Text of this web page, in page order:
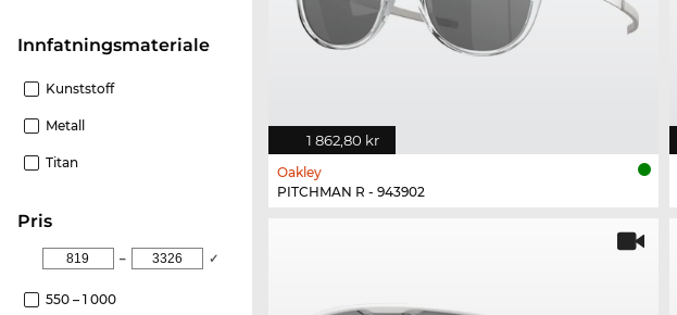
innfatningsmateriale
Kunststoff
Metall
Titan
pris
– ✓
550 – 1 000
1 862,80 kr
Oakley
PITCHMAN R - 943902